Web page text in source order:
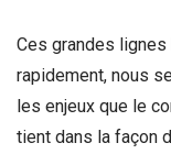
Ces grandes
rapidement, nous
les enjeux que le
tient dans la façon